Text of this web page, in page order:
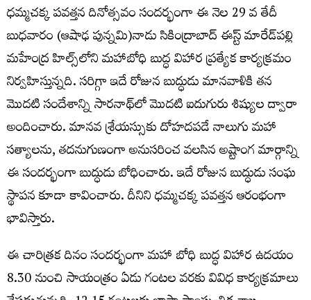
ధమ్మచక్క పవత్తన దినోత్సవం సందర్భంగా ఈ నెల 29 వ తేదీ
బుధవారం (ఆషాఢ పున్నమి)నాడు సికింద్రాబాద్ ఈస్ట్ మారేడ్‌పల్లి
మహేంద్ర హిల్స్‌లోని మహాబోధి బుద్ధ విహార ప్రత్యేక కార్యక్రమం
నిర్వహిస్తున్నది. సరిగ్గా ఇదే రోజున బుద్ధుడు మానవాళికి తన
మొదటి సందేశాన్ని సారనాథ్‌లో మొదటి ఐదుగురు శిష్యుల ద్వారా
అందించారు. మానవ శ్రేయస్సుకు దోహదపడే నాలుగు మహా
సత్యాలను, తదనుగుణంగా అనుసరించ వలసిన అష్టాంగ మార్గాన్ని
ఈ సందర్భంగా బుద్ధుడు బోధించారు. ఇదే రోజున బుద్ధుడు సంఘ
స్థాపన కూడా కావించారు. దీనిని ధమ్మచక్క పవత్తన ఆరంభంగా
భావిస్తారు.
ఈ చారిత్రక దినం సందర్భంగా మహా బోధి బుద్ధ విహార ఉదయం
8.30 నుంచి సాయంత్రం ఏడు గంటల వరకు వివిధ కార్యక్రమాలు